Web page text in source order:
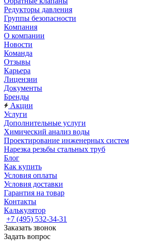
Редукторы давления
Группы безопасности
Компания
О компании
Новости
Команда
Отзывы
Карьера
Лицензии
Документы
Бренды
Акции
Услуги
Дополнительные услуги
Химический анализ воды
Проектирование инженерных систем
Нарезка резьбы стальных труб
Блог
Как купить
Условия оплаты
Условия доставки
Гарантия на товар
Контакты
Калькулятор
+7 (495) 532‑34‑31
Заказать звонок
Задать вопрос